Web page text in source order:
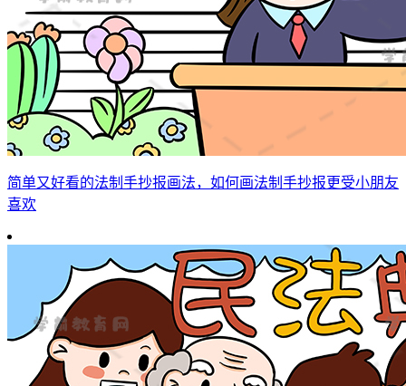
简单又好看的法制手抄报画法，如何画法制手抄报更受小朋友
喜欢